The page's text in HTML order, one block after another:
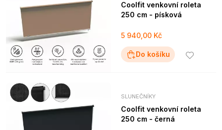
Coolfit venkovní roleta
250 cm - písková
5 940,00 Kč
Do košíku
SLUNEČNÍKY
Coolfit venkovní roleta
250 cm - černá